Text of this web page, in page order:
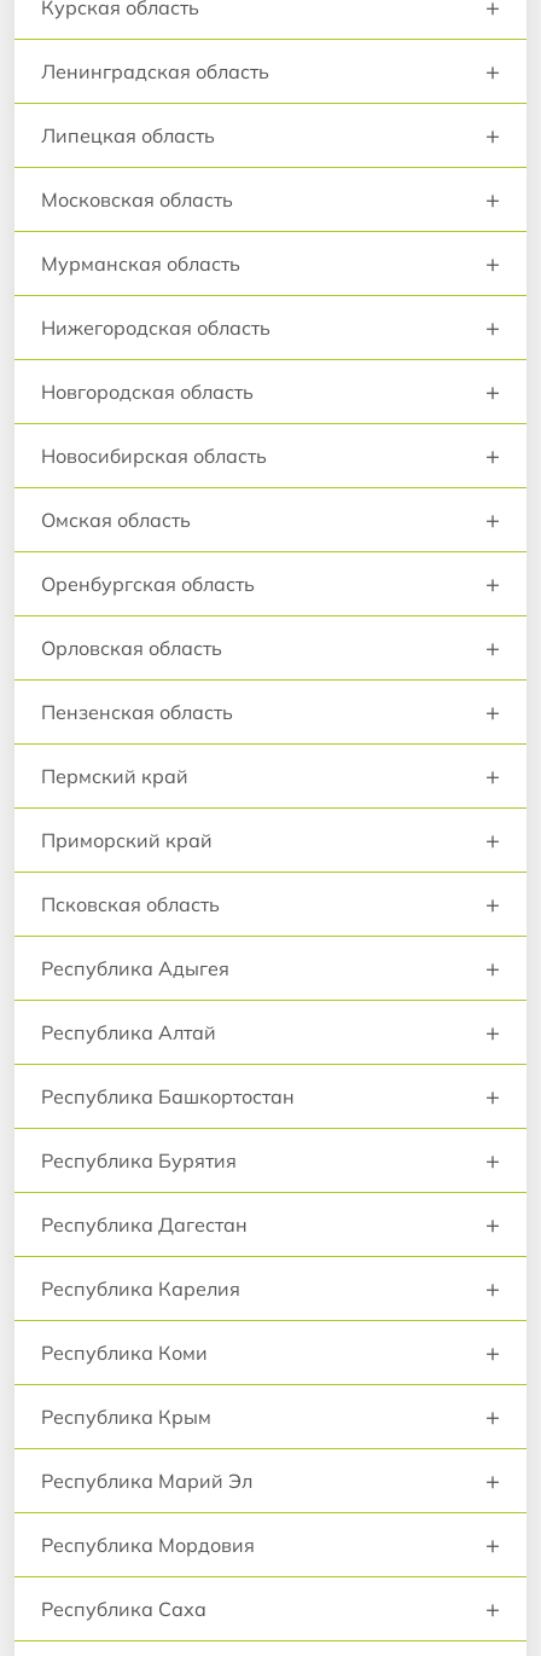
Курская область +
Ленинградская область +
Липецкая область +
Московская область +
Мурманская область +
Нижегородская область +
Новгородская область +
Новосибирская область +
Омская область +
Оренбургская область +
Орловская область +
Пензенская область +
Пермский край +
Приморский край +
Псковская область +
Республика Адыгея +
Республика Алтай +
Республика Башкортостан +
Республика Бурятия +
Республика Дагестан +
Республика Карелия +
Республика Коми +
Республика Крым +
Республика Марий Эл +
Республика Мордовия +
Республика Саха +